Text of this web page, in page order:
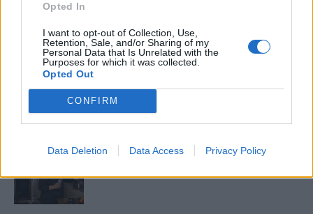
Opted In
I want to opt-out of Collection, Use,
Retention, Sale, and/or Sharing of my
Personal Data that Is Unrelated with the
Purposes for which it was collected.
Opted Out
CONFIRM
Data Deletion Data Access Privacy Policy
A világ legismertebb ruhái
Nyár, nevetés, anekdoták